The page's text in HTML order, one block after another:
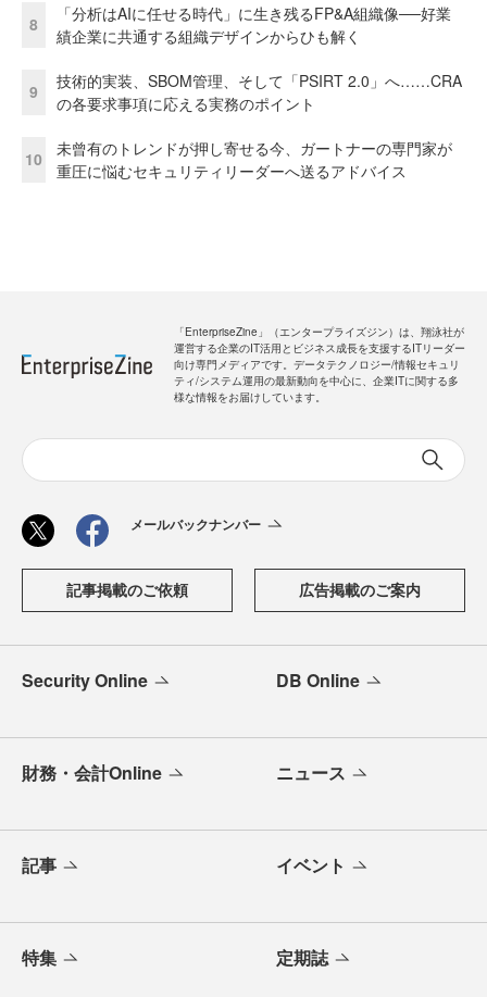
8
「分析はAIに任せる時代」に生き残るFP&A組織像──好業
績企業に共通する組織デザインからひも解く
9
技術的実装、SBOM管理、そして「PSIRT 2.0」へ……CRA
の各要求事項に応える実務のポイント
10
未曾有のトレンドが押し寄せる今、ガートナーの専門家が
重圧に悩むセキュリティリーダーへ送るアドバイス
「EnterpriseZine」（エンタープライズジン）は、翔泳社が
運営する企業のIT活用とビジネス成長を支援するITリーダー
向け専門メディアです。データテクノロジー/情報セキュリ
ティ/システム運用の最新動向を中心に、企業ITに関する多
様な情報をお届けしています。
メールバックナンバー
記事掲載のご依頼 広告掲載のご案内
Security Online DB Online
財務・会計Online ニュース
記事 イベント
特集 定期誌